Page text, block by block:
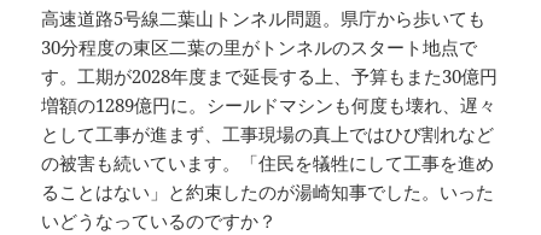
高速道路5号線二葉山トンネル問題。県庁から歩いても
30分程度の東区二葉の里がトンネルのスタート地点で
す。工期が2028年度まで延長する上、予算もまた30億円
増額の1289億円に。シールドマシンも何度も壊れ、遅々
として工事が進まず、工事現場の真上ではひび割れなど
の被害も続いています。「住民を犠牲にして工事を進め
ることはない」と約束したのが湯崎知事でした。いった
いどうなっているのですか？